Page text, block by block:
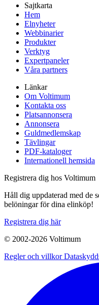
Sajtkarta
Hem
Elnyheter
Webbinarier
Produkter
Verktyg
Expertpaneler
Våra partners
Länkar
Om Voltimum
Kontakta oss
Platsannonsera
Annonsera
Guldmedlemskap
Tävlingar
PDF-kataloger
Internationell hemsida
Registrera dig hos Voltimum
Håll dig uppdaterad med de
belöningar för dina elinköp!
Registrera dig här
© 2002-2026 Voltimum
Regler och villkor